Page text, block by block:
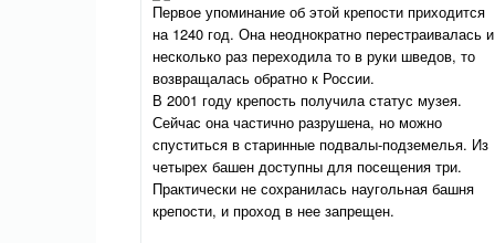
Первое упоминание об этой крепости приходится
на 1240 год. Она неоднократно перестраивалась и
несколько раз переходила то в руки шведов, то
возвращалась обратно к России.
В 2001 году крепость получила статус музея.
Сейчас она частично разрушена, но можно
спуститься в старинные подвалы-подземелья. Из
четырех башен доступны для посещения три.
Практически не сохранилась наугольная башня
крепости, и проход в нее запрещен.